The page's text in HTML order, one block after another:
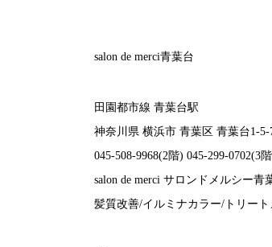
salon de merci青葉台
田園都市線 青葉台駅
神奈川県 横浜市 青葉区 青葉台1-5-
045-508-9968(2階) 045-299-0702(3
salon de merci サロンドメルシー青
髪質改善/イルミナカラー/トリー